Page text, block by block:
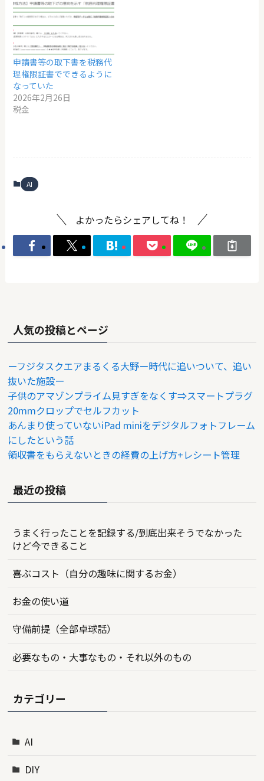
申請書等の取下書を税務代
理権限証書でできるように
なっていた
2026年2月26日
税金
AI
よかったらシェアしてね！
人気の投稿とページ
ーフジタスクエアまるくる大野ー時代に追いついて、追い
抜いた施設ー
子供のアマゾンプライム見すぎをなくす⇒スマートプラグ
20mmクロップでセルフカット
あんまり使っていないiPad miniをデジタルフォトフレーム
にしたという話
領収書をもらえないときの経費の上げ方+レシート管理
最近の投稿
うまく行ったことを記録する/到底出来そうでなかった
けど今できること
喜ぶコスト（自分の趣味に関するお金）
お金の使い道
守備前提（全部卓球話）
必要なもの・大事なもの・それ以外のもの
カテゴリー
AI
DIY